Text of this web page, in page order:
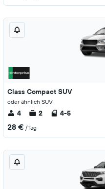
Class Compact SUV
oder ähnlich SUV
4 2 4-5
28 € /Tag